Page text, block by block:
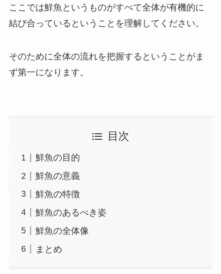
ここでは鮮魚というものがすべて全体が有機的に
結び合っているということを理解してください。
そのために全体の流れを把握するということがま
ず第一になります。
目次
鮮魚の目的
鮮魚の意義
鮮魚の特徴
鮮魚のあるべき姿
鮮魚の全体像
まとめ